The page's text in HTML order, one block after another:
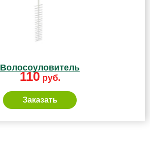
Волосоуловитель
110руб.
Заказать